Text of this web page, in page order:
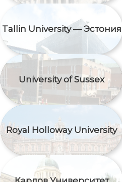
Tallin University — Эстония
University of Sussex
Royal Holloway University